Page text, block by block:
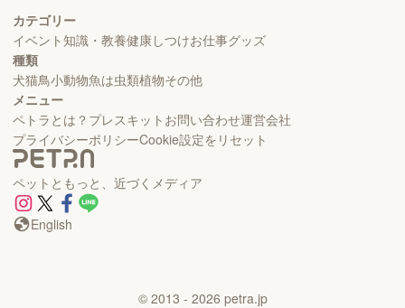
カテゴリー
イベント知識・教養健康しつけお仕事グッズ
種類
犬猫鳥小動物魚は虫類植物その他
メニュー
ペトラとは？ プレスキット お問い合わせ運営会社
プライバシーポリシーCookie設定をリセット
ペットともっと、近づくメディア
English
© 2013 - 2026 petra.jp